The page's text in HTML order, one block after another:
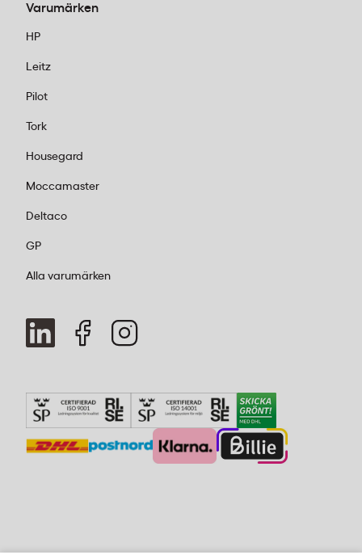
Varumärken
HP
Leitz
Pilot
Tork
Housegard
Moccamaster
Deltaco
GP
Alla varumärken